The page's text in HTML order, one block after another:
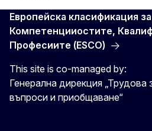
Европейска класификация
Компетенцииocтите,
Професиите (ESCO)
This site is co-managed by:
Генерална дирекция „Трудова
въпроси и приобщаване“